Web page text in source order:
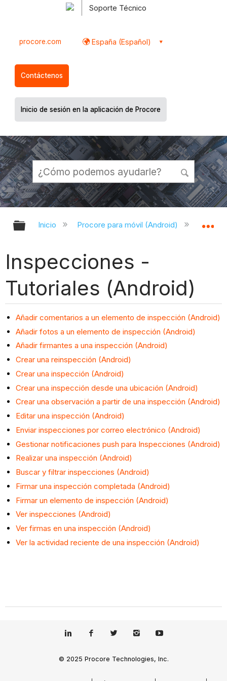
Soporte Técnico
procore.com España (Español)
Contáctenos
Inicio de sesión en la aplicación de Procore
Expandir/contraer jerarquía global
Inicio Procore para móvil (Android)
Inspecciones -
Tutoriales (Android)
Añadir comentarios a un elemento de inspección (Android)
Añadir fotos a un elemento de inspección (Android)
Añadir firmantes a una inspección (Android)
Crear una reinspección (Android)
Crear una inspección (Android)
Crear una inspección desde una ubicación (Android)
Crear una observación a partir de una inspección (Android)
Editar una inspección (Android)
Enviar inspecciones por correo electrónico (Android)
Gestionar notificaciones push para Inspecciones (Android)
Realizar una inspección (Android)
Buscar y filtrar inspecciones (Android)
Firmar una inspección completada (Android)
Firmar un elemento de inspección (Android)
Ver inspecciones (Android)
Ver firmas en una inspección (Android)
Ver la actividad reciente de una inspección (Android)
© 2025 Procore Technologies, Inc.